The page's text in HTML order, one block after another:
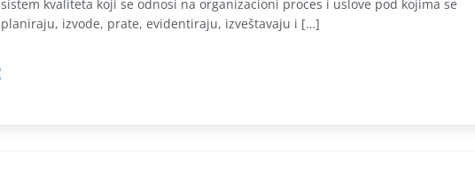
sistem kvaliteta koji se odnosi na organizacioni proces i uslove pod kojima se
planiraju, izvode, prate, evidentiraju, izveštavaju i […]